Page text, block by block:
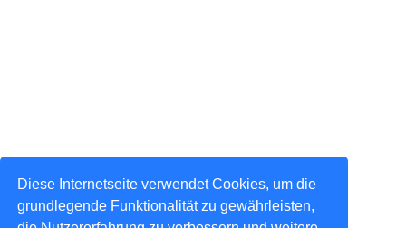
Diese Internetseite verwendet Cookies, um die
grundlegende Funktionalität zu gewährleisten,